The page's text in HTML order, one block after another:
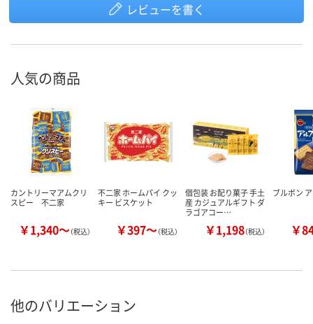
レビューを書く
人気の商品
カントリーマアムクリ
スピー 不二家
￥1,340～（税込）
不二家 ホームパイ クッ
キー ビスケット
￥397～（税込）
個包装 お配り菓子 手土
産 カジュアルギフト ダ
ラゴアコー…
￥1,198（税込）
ブルボン
￥
他のバリエーション